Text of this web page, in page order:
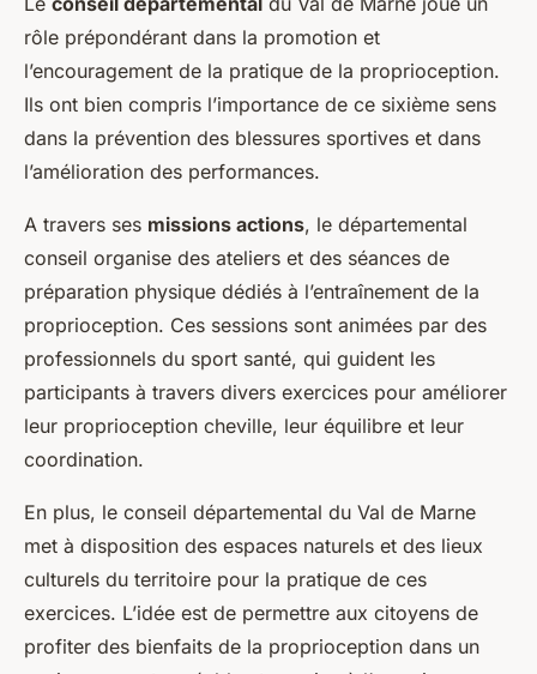
rôle prépondérant dans la promotion et
l’encouragement de la pratique de la proprioception.
Ils ont bien compris l’importance de ce sixième sens
dans la prévention des blessures sportives et dans
l’amélioration des performances.
A travers ses missions actions, le départemental
conseil organise des ateliers et des séances de
préparation physique dédiés à l’entraînement de la
proprioception. Ces sessions sont animées par des
professionnels du sport santé, qui guident les
participants à travers divers exercices pour améliorer
leur proprioception cheville, leur équilibre et leur
coordination.
En plus, le conseil départemental du Val de Marne
met à disposition des espaces naturels et des lieux
culturels du territoire pour la pratique de ces
exercices. L’idée est de permettre aux citoyens de
profiter des bienfaits de la proprioception dans un